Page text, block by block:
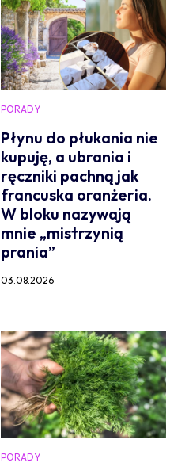
PORADY
Płynu do płukania nie
kupuję, a ubrania i
ręczniki pachną jak
francuska oranżeria.
W bloku nazywają
mnie „mistrzynią
prania”
03.08.2026
PORADY